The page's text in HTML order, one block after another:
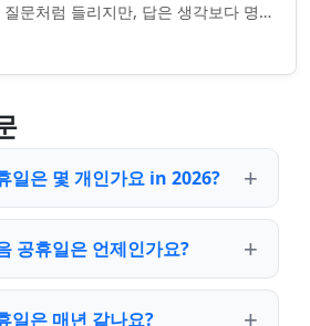
문처럼 들리지만, 답은 생각보다 명확
주...
일은 몇 개인가요 in 2026?
공휴일은 언제인가요?
일은 매년 같나요?